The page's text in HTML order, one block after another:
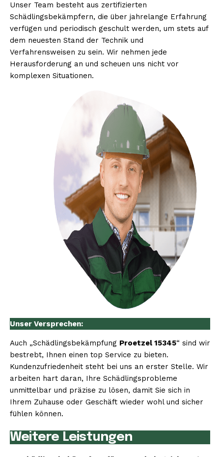
Unser Team besteht aus zertifizierten
Schädlingsbekämpfern, die über jahrelange Erfahrung
verfügen und periodisch geschult werden, um stets auf
dem neuesten Stand der Technik und
Verfahrensweisen zu sein. Wir nehmen jede
Herausforderung an und scheuen uns nicht vor
komplexen Situationen.
Unser Versprechen:
Auch „Schädlingsbekämpfung Proetzel 15345“ sind wir
bestrebt, Ihnen einen top Service zu bieten.
Kundenzufriedenheit steht bei uns an erster Stelle. Wir
arbeiten hart daran, Ihre Schädlingsprobleme
unmittelbar und präzise zu lösen, damit Sie sich in
Ihrem Zuhause oder Geschäft wieder wohl und sicher
fühlen können.
Weitere Leistungen